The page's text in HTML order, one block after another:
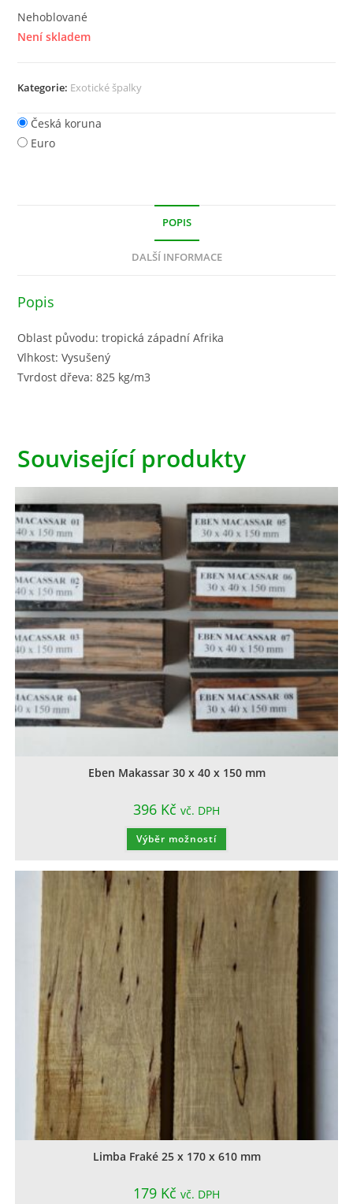
Nehoblované
Není skladem
Kategorie: Exotické špalky
Česká koruna
Euro
POPIS
DALŠÍ INFORMACE
Popis
Oblast původu: tropická západní Afrika
Vlhkost: Vysušený
Tvrdost dřeva: 825 kg/m3
Související produkty
Eben Makassar 30 x 40 x 150 mm
396 Kč vč. DPH
Výběr možností
Limba Fraké 25 x 170 x 610 mm
179 Kč vč. DPH